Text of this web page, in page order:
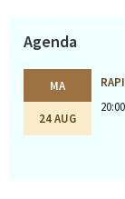
Agenda
MA
24 AUG